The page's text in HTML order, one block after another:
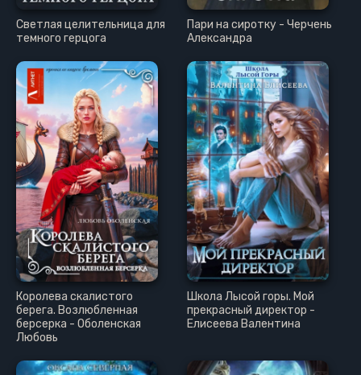
Светлая целительница для
темного герцога
Пари на сиротку - Черчень
Александра
Королева скалистого
берега. Возлюбленная
берсерка - Оболенская
Любовь
Школа Лысой горы. Мой
прекрасный директор -
Елисеева Валентина